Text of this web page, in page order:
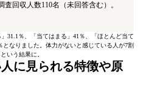
回収人数110名（未回答含む）。
31.1％、「当てはまる」41％、「ほとんど当て
なりました。体力がないと感じている人が7割
いう結果に。
に見られる特徴や原